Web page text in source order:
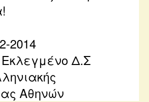
2014
Δ.Σ
Αθηνών